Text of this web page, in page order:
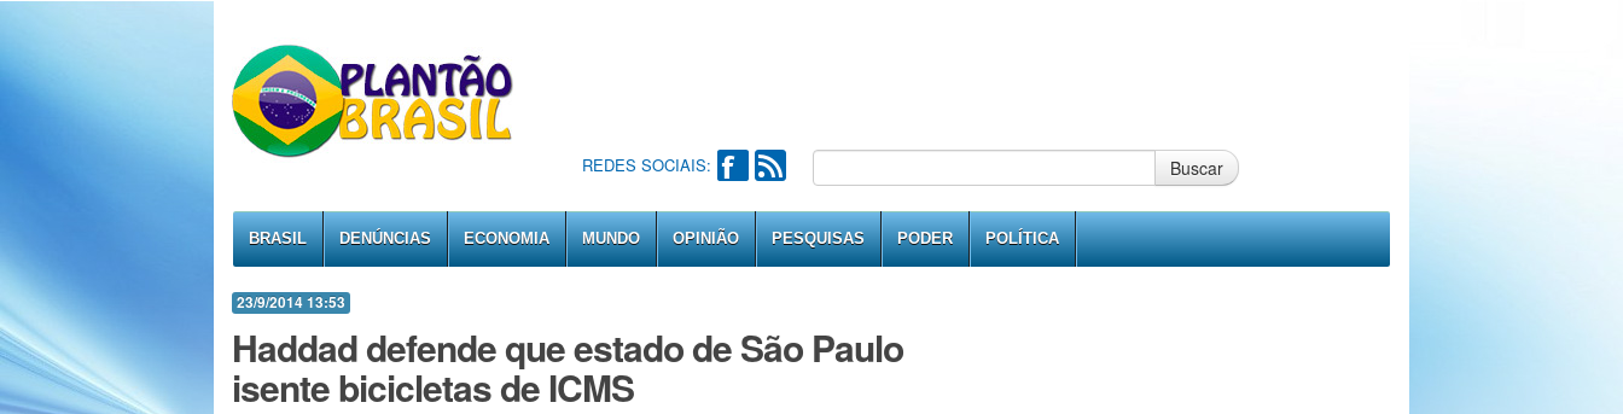
REDES SOCIAIS: Buscar
BRASIL DENÚNCIAS ECONOMIA MUNDO OPINIÃO PESQUISAS PODER POLÍTICA
23/9/2014 13:53
Haddad defende que estado de São Paulo
isente bicicletas de ICMS